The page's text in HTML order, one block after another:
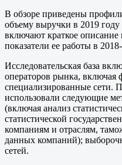
В обзоре приведены
объему выручки в 2019
включают краткое
показатели ее работы в
Исследовательская база
операторов рынка, включая
специализированные сети.
использовали следующие
(включая анализ
статистической
компаниям и отраслям,
данных компаний);
сетей.